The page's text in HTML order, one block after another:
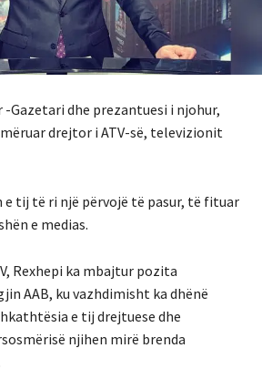
Gazetari dhe prezantuesi i njohur,
drejtor i ATV-së, televizionit
e tij të ri një përvojë të pasur, të fituar
e medias.
Rexhepi ka mbajtur pozita
AAB, ku vazhdimisht ka dhënë
e tij drejtuese dhe
njihen mirë brenda